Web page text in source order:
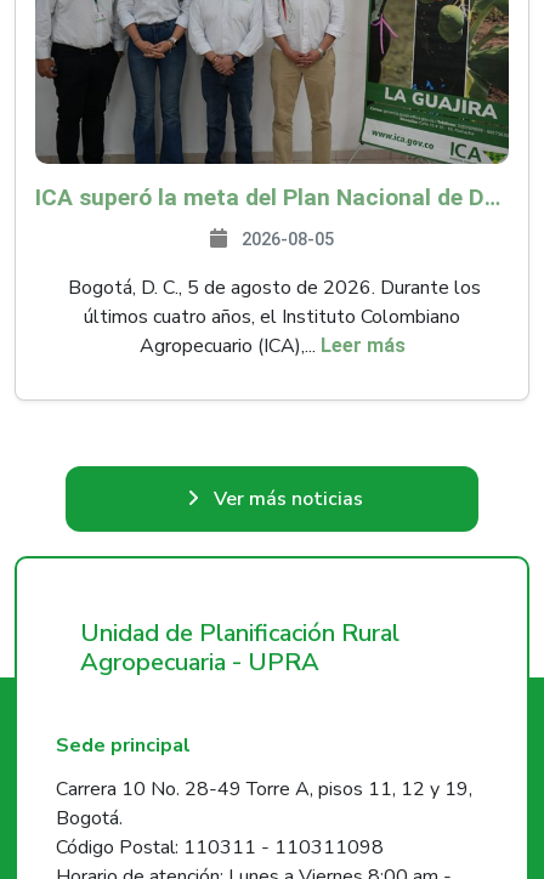
ICA superó la meta del Plan Nacional de Desarrollo y abrió 61 mercados internacionales
2026-08-05
Bogotá, D. C., 5 de agosto de 2026. Durante los
últimos cuatro años, el Instituto Colombiano
Agropecuario (ICA),... Leer más
Ver más noticias
Unidad de Planificación Rural
Agropecuaria - UPRA
Sede principal
Carrera 10 No. 28-49 Torre A, pisos 11, 12 y 19,
Bogotá.
Código Postal: 110311 - 110311098